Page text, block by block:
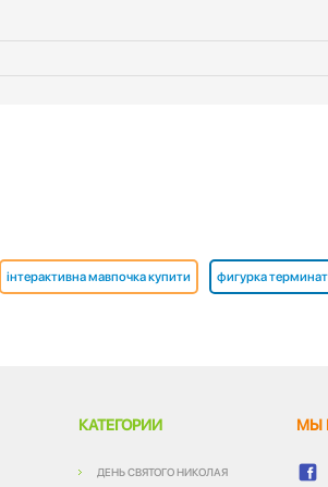
інтерактивна мавпочка купити фигурка
КАТЕГОРИИ
ДЕНЬ СВЯТОГО НИКОЛАЯ
МЫ